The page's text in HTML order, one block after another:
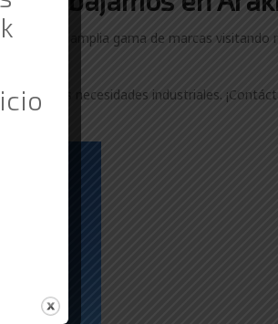
nuestra amplia gama de marcas visitando
todas tus necesidades industriales.